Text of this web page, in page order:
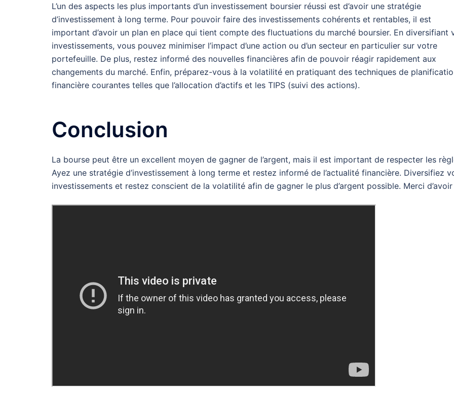
L’un des aspects les plus importants d’un investissement boursier réussi est d’avoir une stratégie
d’investissement à long terme. Pour pouvoir faire des investissements cohérents et rentables, il est
important d’avoir un plan en place qui tient compte des fluctuations du marché boursier. En diversifiant
investissements, vous pouvez minimiser l’impact d’une action ou d’un secteur en particulier sur votre
portefeuille. De plus, restez informé des nouvelles financières afin de pouvoir réagir rapidement aux
changements du marché. Enfin, préparez-vous à la volatilité en pratiquant des techniques de
financière courantes telles que l’allocation d’actifs et les TIPS (suivi des actions).
Conclusion
La bourse peut être un excellent moyen de gagner de l’argent, mais il est important de respecter les
Ayez une stratégie d’investissement à long terme et restez informé de l’actualité financière. Diversifiez
investissements et restez conscient de la volatilité afin de gagner le plus d’argent possible. Merci d’avoir